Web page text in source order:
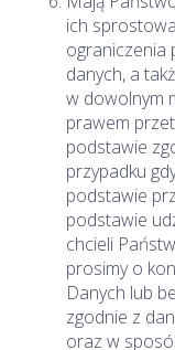
ich
ograniczenia
danych, a
w dowolnym
prawem
podstawie
przypadku
podstawie
podstawie
chcieli
prosimy o
Danych lub
zgodnie z
oraz w